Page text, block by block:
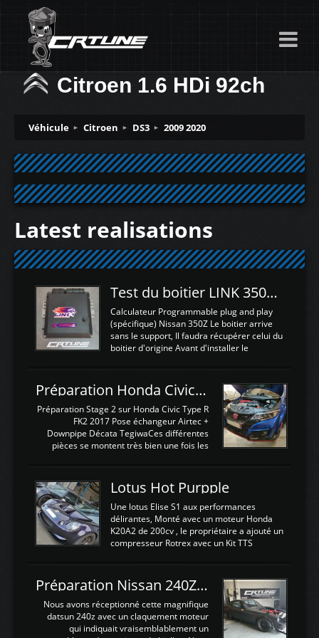
Citroen 1.6 HDi 92ch
Véhicule Citroen DS3 2009 2020
Latest realisations
Test du boitier LINK 350Z Plugin ECU
Calculateur Programmable plug and play
(spécifique) Nissan 350Z Le boitier arrive
sans le support, Il faudra récupérer celui du
boitier d'origine Avant d'installer le
d'envoyer l'information de la large bande
dans le boitier. sydney sweeney deepfake
La sortie 0-5V de l'afr sera connectée sur
l'entrée AN Volt 8 et GndAN pour
Analogique, et Volt car l'information est une
tension (Pas une résistance variable d'un
est temps de brancher le ...
Préparation Honda Civic Type R FK2
Préparation Stage 2 sur Honda Civic Type R
FK2 2017 Pose échangeur Airtec +
Downpipe Décata TegiwaCes différentes
pièces se montent très bien une fois les
légere découpe du plastique inferieur,
negénant en rien la structure ou le
fonctionnement du fond plat. Une
reprogrammation Stage 2 est faite sur le
calculateur d'origine. Une alternative
économique au passage sur Hondata
d'origine 310cv et 400Nn , Une fois
reprogrammé et les ...
Lotus Hot Purpple
Une lotus Elise S1 aux performances
délirantes, Monté avec un moteur Honda
K20A2 de 200cv , le propriétaire a ajouté un
compresseur Rotrex avec un Kit TTS
d'augmenter la puissance de son moteur:
un watercooler a été ajouté. 300Cv sans
échangeurLa lotus équipée d'un Hondata
Kpro et d'une large bande pour le réglage
Avantages et inconvénients d'un
Préparation Nissan 240Z SR20DET
Nous avons réceptionné cette magnifique
datsun 240z avec un claquement moteur
qui indiquait vraisemblablement un